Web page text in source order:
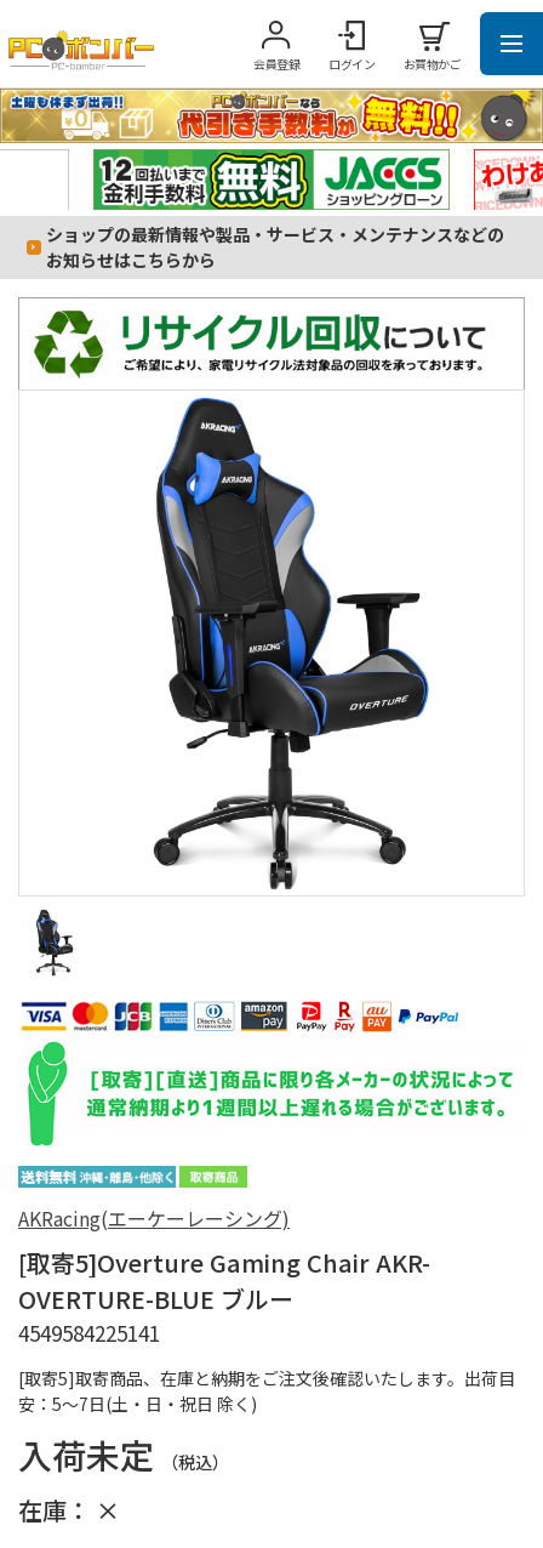
会員登録 ログイン お買物かご
ショップの最新情報や製品・サービス・メンテナンスなどの
お知らせはこちらから
[取寄5]取寄商品、在庫と納期をご注文後確認いたします。出荷目
安：5～7日(土・日・祝日 除く)
AKRacing(エーケーレーシング)
[取寄5]Overture Gaming Chair AKR-
OVERTURE-BLUE ブルー
4549584225141
入荷未定 （税込）
在庫： ×